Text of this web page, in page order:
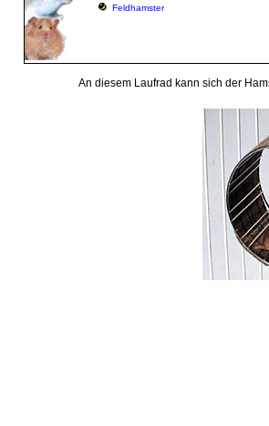
Feldhamster
An diesem Laufrad kann sich der